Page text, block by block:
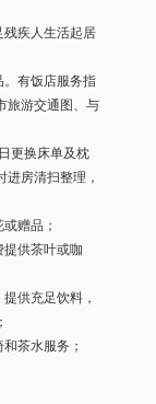
残疾人生活起居
。有饭店服务指
旅游交通图、与
更换床单及枕
房清扫整理，
赠品；
供茶叶或咖
供充足饮料，
茶水服务；